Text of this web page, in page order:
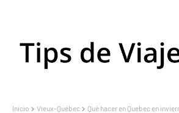
Inicio Vieux-Québec Qué hacer en Quebec en